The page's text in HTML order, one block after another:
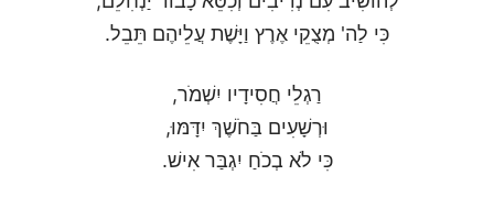
כִּי לַה' מְצֻקֵי אֶרֶץ וַיָּשֶׁת עֲלֵיהֶם תֵּבֵל.
רַגְלֵי חֲסִידָיו יִשְׁמֹר,
וּרְשָׁעִים בַּחֹשֶׁךְ יִדָּמּוּ,
כִּי לֹא בְכֹחַ יִגְבַּר אִישׁ.